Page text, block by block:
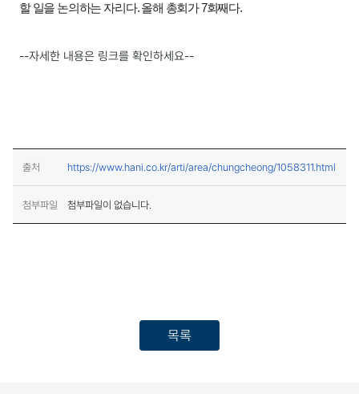
할 일을 논의하는 자리다. 올해 총회가 7회째다.
--자세한 내용은 링크를 확인하세요--
출처 https://www.hani.co.kr/arti/area/chungcheong/1058311.html
첨부파일 첨부파일이 없습니다.
목록